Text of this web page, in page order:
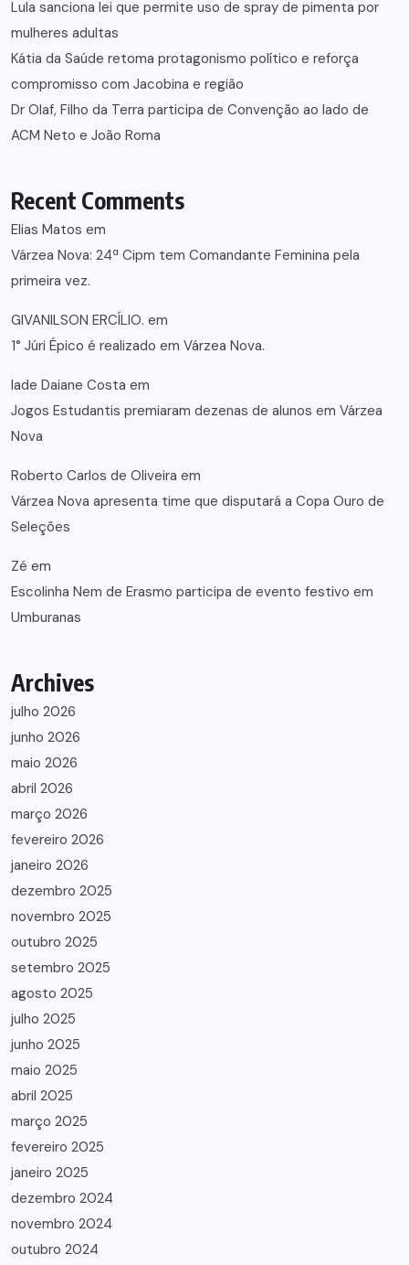
Lula sanciona lei que permite uso de spray de pimenta por
mulheres adultas
Kátia da Saúde retoma protagonismo político e reforça
compromisso com Jacobina e região
Dr Olaf, Filho da Terra participa de Convenção ao lado de
ACM Neto e João Roma
Recent Comments
Elias Matos em
Várzea Nova: 24ª Cipm tem Comandante Feminina pela
primeira vez.
GIVANILSON ERCÍLIO. em
1° Júri Épico é realizado em Várzea Nova.
lade Daiane Costa em
Jogos Estudantis premiaram dezenas de alunos em Várzea
Nova
Roberto Carlos de Oliveira em
Várzea Nova apresenta time que disputará a Copa Ouro de
Seleções
Zé em
Escolinha Nem de Erasmo participa de evento festivo em
Umburanas
Archives
julho 2026
junho 2026
maio 2026
abril 2026
março 2026
fevereiro 2026
janeiro 2026
dezembro 2025
novembro 2025
outubro 2025
setembro 2025
agosto 2025
julho 2025
junho 2025
maio 2025
abril 2025
março 2025
fevereiro 2025
janeiro 2025
dezembro 2024
novembro 2024
outubro 2024